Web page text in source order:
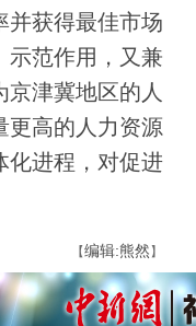
并获得最佳市场
示范作用，又兼
津冀地区的人
更高的人力资源
化进程，对促进
【编辑:熊然 】